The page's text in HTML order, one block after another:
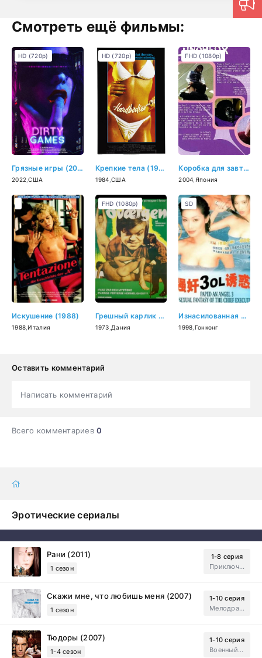
Смотреть ещё фильмы:
Грязные игры (2022)
2022 ,США
HD (720p)
Крепкие тела (1984)
1984 ,США
HD (720p)
Коробка для завтрака (2004)
2004 Япония
FHD (1080p)
Искушение (1988)
1988 ,Италия
Грешный карлик (1973)
1973 Дания
FHD (1080p)
Изнасилованная ангелом 3: Сексуальная фантазия мастера пыток (1998)
1998 Гонконг
SD
Оставить комментарий
Написать комментарий
Всего комментариев0
Эротические сериалы
Рани (2011)
1 сезон
1-8 серия
Приключения, Зарубежный, Мелодрама
Скажи мне, что любишь меня (2007)
1 сезон
1-10 серия
Мелодрама, Драма
Тюдоры (2007)
1-4 сезон
1-10 серия
Военный, Исторический, Зарубежный, Мелодрама, Драма